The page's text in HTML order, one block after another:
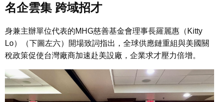
名企雲集 跨域招才
身兼主辦單位代表的MHG慈善基金會理事長羅麗惠（Kitty
Lo）（下圖左六）開場致詞指出，全球供應鏈重組與美國關
稅政策促使台灣廠商加速赴美設廠，企業求才壓力倍增。